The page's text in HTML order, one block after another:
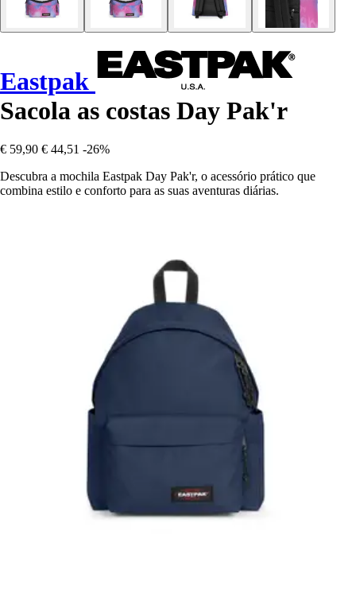
Eastpak
Sacola as costas Day Pak'r
€ 59,90 € 44,51 -26%
Descubra a mochila Eastpak Day Pak'r, o acessório prático que
combina estilo e conforto para as suas aventuras diárias.